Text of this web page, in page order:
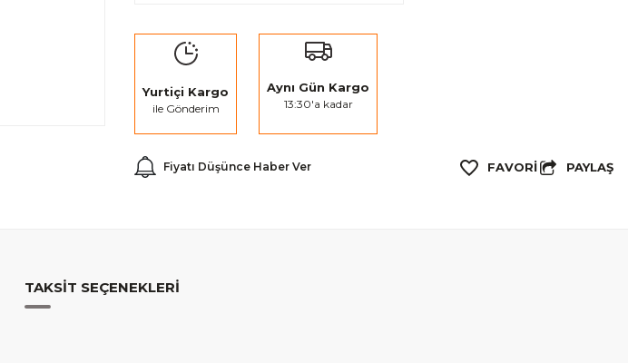
Yurtiçi Kargo
ile Gönderim
Aynı Gün Kargo
13:30'a kadar
Fiyatı Düşünce Haber Ver PAYLAŞ
TAKSIT SEÇENEKLERI